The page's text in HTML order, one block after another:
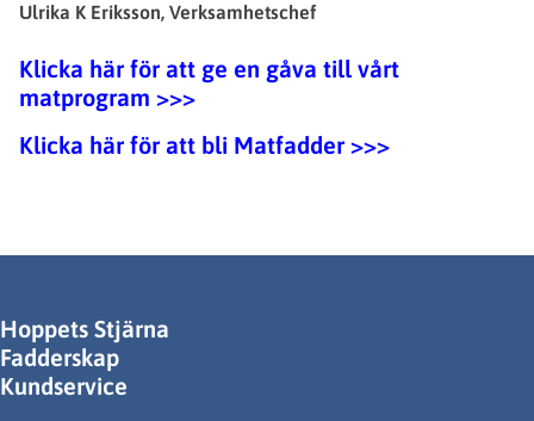
Ulrika K Eriksson, Verksamhetschef
Klicka här för att ge en gåva till vårt
matprogram >>>
Klicka här för att bli Matfadder >>>
Hoppets Stjärna
Fadderskap
Kundservice